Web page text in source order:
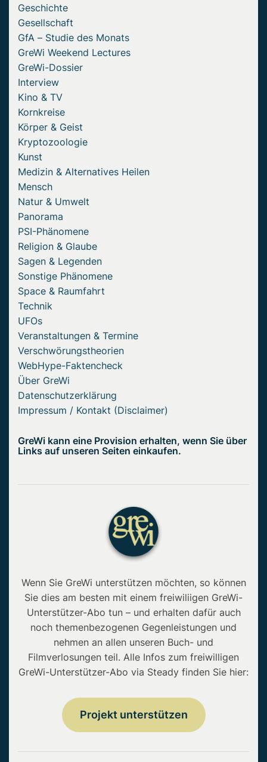
Geschichte
Gesellschaft
GfA – Studie des Monats
GreWi Weekend Lectures
GreWi-Dossier
Interview
Kino & TV
Kornkreise
Körper & Geist
Kryptozoologie
Kunst
Medizin & Alternatives Heilen
Mensch
Natur & Umwelt
Panorama
PSI-Phänomene
Religion & Glaube
Sagen & Legenden
Sonstige Phänomene
Space & Raumfahrt
Technik
UFOs
Veranstaltungen & Termine
Verschwörungstheorien
WebHype-Faktencheck
Über GreWi
Datenschutzerklärung
Impressum / Kontakt (Disclaimer)
GreWi kann eine Provision erhalten, wenn Sie über
Links auf unseren Seiten einkaufen.
Wenn Sie GreWi unterstützen möchten, so können
Sie dies am besten mit einem freiwiliigen GreWi-
Unterstützer-Abo tun – und erhalten dafür auch
noch themenbezogenen Gegenleistungen und
nehmen an allen unseren Buch- und
Filmverlosungen teil. Alle Infos zum freiwilligen
GreWi-Unterstützer-Abo via Steady finden Sie hier:
Projekt unterstützen